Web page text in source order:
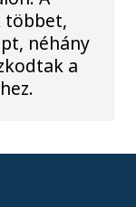
többet,
néhány
a